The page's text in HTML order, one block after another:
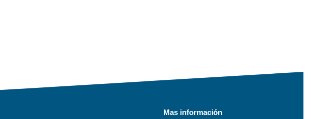
Mas información